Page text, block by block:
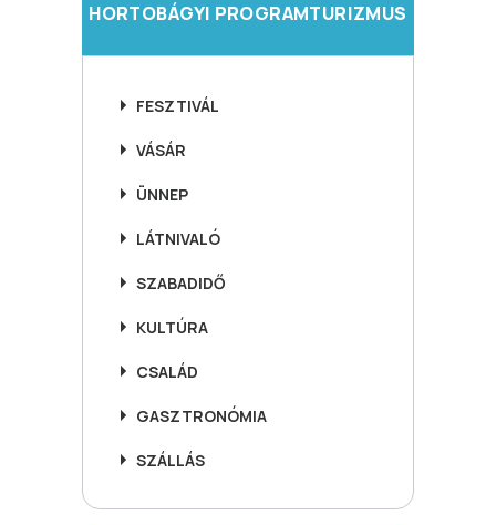
HORTOBÁGYI PROGRAMTURIZMUS
FESZTIVÁL
VÁSÁR
ÜNNEP
LÁTNIVALÓ
SZABADIDŐ
KULTÚRA
CSALÁD
GASZTRONÓMIA
SZÁLLÁS